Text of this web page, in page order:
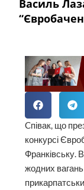
Василь
Cпівак, що
конкурсі
Франківську.
жодних